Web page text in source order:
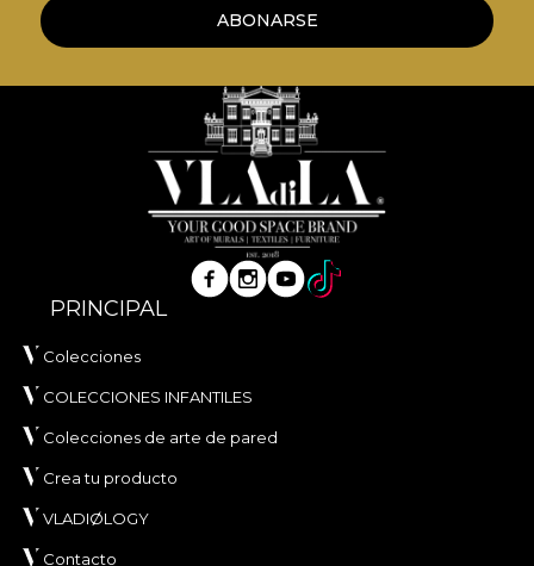
ABONARSE
PRINCIPAL
Colecciones
COLECCIONES INFANTILES
Colecciones de arte de pared
Crea tu producto
VLADIØLOGY
Contacto